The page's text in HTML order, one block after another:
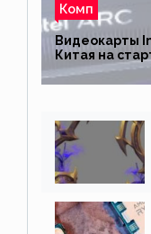
Комп
Видеокарты
Китая на